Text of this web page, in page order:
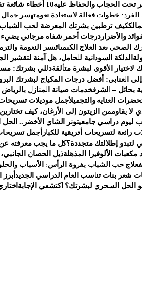
تحت الحجاب والحفاظ عليه10 أخطاء شائعة تفسد روتين العناية بالبشرة
الفرد: خطوات فعالة لاستعادة نعومتهسر جمال
كيف ترطبين بشرتك المعرضة لحب الشباب
والأضرار درجات أحمر شفاه مرجاني يضيء
الصحي بعد العلاج الكيميائيسر النعومة
الدلكة السودانية للحامل، هل آمنة لتقشير
لاختيار الأقوى لبشرة متألقةدللي بشرتك:
العنابي: أفضل درجات المكياج لبشرتك
بحائل – الشرقخدمات صيانة المنازل
العناية والتجميلأجمل موديلات
لا يقاوممن الزيتون إلى الأرغان، كيف
ليوم دراسي جامعيتونر الشاي الأخضر.. الحل
رائعة لتسريحات أفريقية للكبار أجمل
إطلالتك متجددة؟كل ما يجب معرفته عن
الألوفيرا المذهلةذيل الحصان الجانبي،
علاج حب الشباب بفروة الرأس: الأسباب
شعر بنات تناسب العام الدراسي الجديد
هو الحل السحري لبشرتك؟ اكتشفي الإجابة